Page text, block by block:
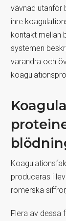
vävnad utanför
inre
kontakt mellan
systemen
varandra och
produceras i
romerska
Flera av dessa